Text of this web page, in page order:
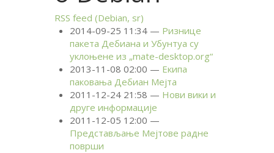
RSS feed (Debian, sr)
2014-09-25 11:34
Ризнице
пакета Дебиана и Убунтуа су
уклоњене из „mate-desktop.org“
2013-11-08 02:00
Екипа
паковања Дебиан Мејта
2011-12-24 21:58
Нови вики и
друге информације
2011-12-05 12:00
Представљање Мејтове радне
површи